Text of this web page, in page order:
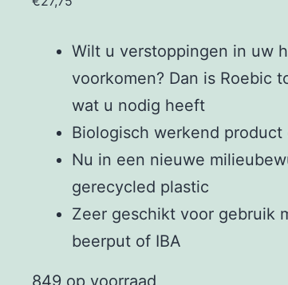
Wilt u verstoppingen in uw
voorkomen? Dan is Roebic
wat u nodig heeft
Biologisch werkend
Nu in een nieuwe
gerecycled plastic
Zeer geschikt voor gebruik
beerput of IBA
849 op voorraad